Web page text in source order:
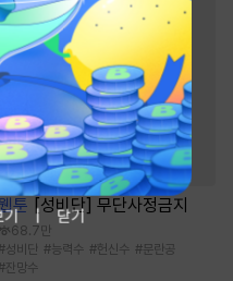
툰 [성비단] 무단사정금지
68.7만
성비단 #능력수 #헌신수 #문란공
잔망수
기 닫기